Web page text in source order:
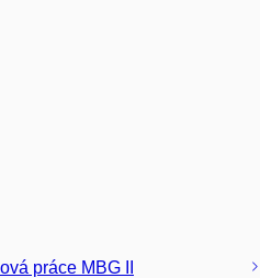
práce MBG II